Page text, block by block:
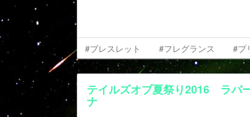
#ブレスレット #フレグランス #プ
テイルズオブ夏祭り2016 ラバ
ナ